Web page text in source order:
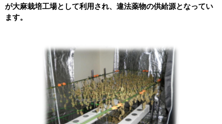
が大麻栽培工場として利用され、違法薬物の供給源となってい
ます。